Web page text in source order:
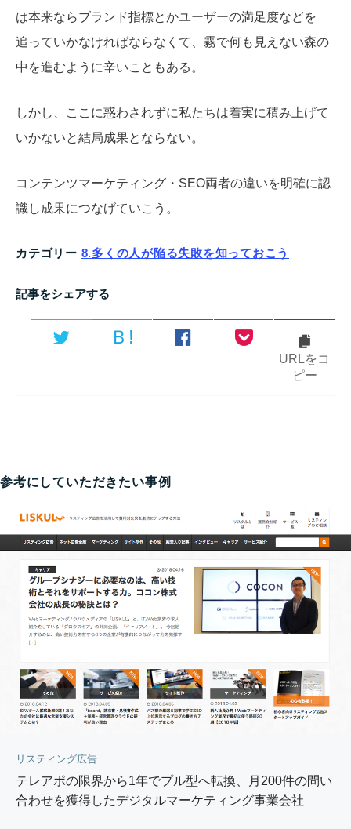
は本来ならブランド指標とかユーザーの満足度などを
追っていかなければならなくて、霧で何も見えない森の
中を進むように辛いこともある。
しかし、ここに惑わされずに私たちは着実に積み上げて
いかないと結局成果とならない。
コンテンツマーケティング・SEO両者の違いを明確に認
識し成果につなげていこう。
カテゴリー 8.多くの人が陥る失敗を知っておこう
記事をシェアする
Ｂ!
URLをコ
ピー
参考にしていただきたい事例
リスティング広告
テレアポの限界から1年でプル型へ転換、月200件の問い
合わせを獲得したデジタルマーケティング事業会社